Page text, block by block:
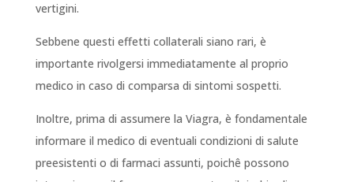
vertigini.
Sebbene questi effetti collaterali siano rari, è
importante rivolgersi immediatamente al proprio
medico in caso di comparsa di sintomi sospetti.
Inoltre, prima di assumere la Viagra, è fondamentale
informare il medico di eventuali condizioni di salute
preesistenti o di farmaci assunti, poichê possono